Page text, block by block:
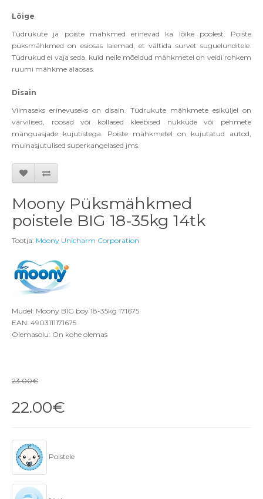
Lõige
Tüdrukute ja poiste mähkmed erinevad ka lõike poolest. Poiste
püksmähkmed on esiosas laiemad, et vältida survet suguelunditele.
Tüdrukud ei vaja seda, kuid neile mõeldud mähkmetel on veidi rohkem
ruumi mähkme alaosas.
Disain
Viimaseks erinevuseks on disain. Tüdrukute mähkmete esiküljel on
värvilised, roosad või kollased kleebised nukkude või pehmete
mänguasjade kujutistega. Poiste mähkmetel on kujutatud autod,
muinasjutulised superkangelased jms.
Moony Püksmähkmed
poistele BIG 18-35kg 14tk
Tootja: Moony Unicharm Corporation
Mudel: Moony BIG boy 18-35kg 171675
EAN: 4903111171675
Olemasolu: On kohe olemas
23.00€
22.00€
Poistele